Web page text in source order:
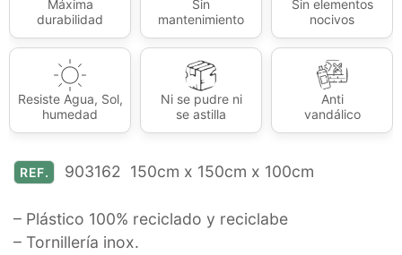
Máxima
durabilidad
Sin
mantenimiento
Sin elementos
nocivos
Resiste Agua, Sol,
humedad
Ni se pudre ni
se astilla
Anti
vandálico
REF. 903162 150cm x 150cm x 100cm
– Plástico 100% reciclado y reciclabe
– Tornillería inox.